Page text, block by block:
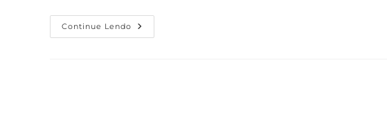
Continue Lendo